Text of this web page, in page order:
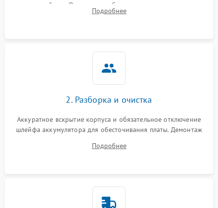
Выход из строя SSD или
HDD: медленная загрузка,
2000 ₽
Проблемы Wi‑Fi или
2500 ₽
устройства. Оценка потребления тока с помощью
лабораторного блока питания для локализации проблемы.
Подробнее
2. Разборка и очистка
Аккуратное вскрытие корпуса и обязательное отключение
шлейфа аккумулятора для обесточивания платы. Демонтаж
высохшей термопасты с кристаллов чипов.
Подробнее